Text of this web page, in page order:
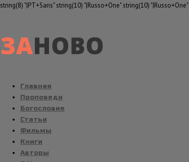
string(8) "|PT+Sans" string(10) "|Russo+One" string(10) "|Russo+One"
Главная
Проповеди
Богословие
Статьи
Фильмы
Книги
Авторы